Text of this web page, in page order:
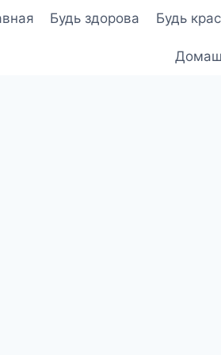
Будь здорова Будь